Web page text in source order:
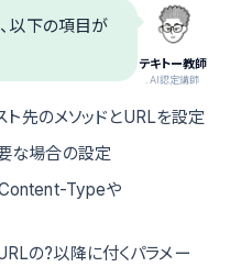
テキトー教師
.AI認定講師
以下の項目が
ト先のメソッドとURLを設定
な場合の設定
Content-Typeや
の?以降に付くパラメー